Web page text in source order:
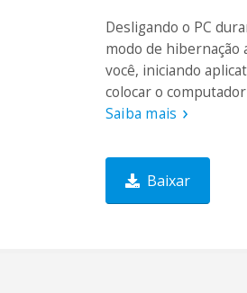
Desligando o PC
modo de hibernação
você, iniciando
colocar o
Saiba mais
Baixar